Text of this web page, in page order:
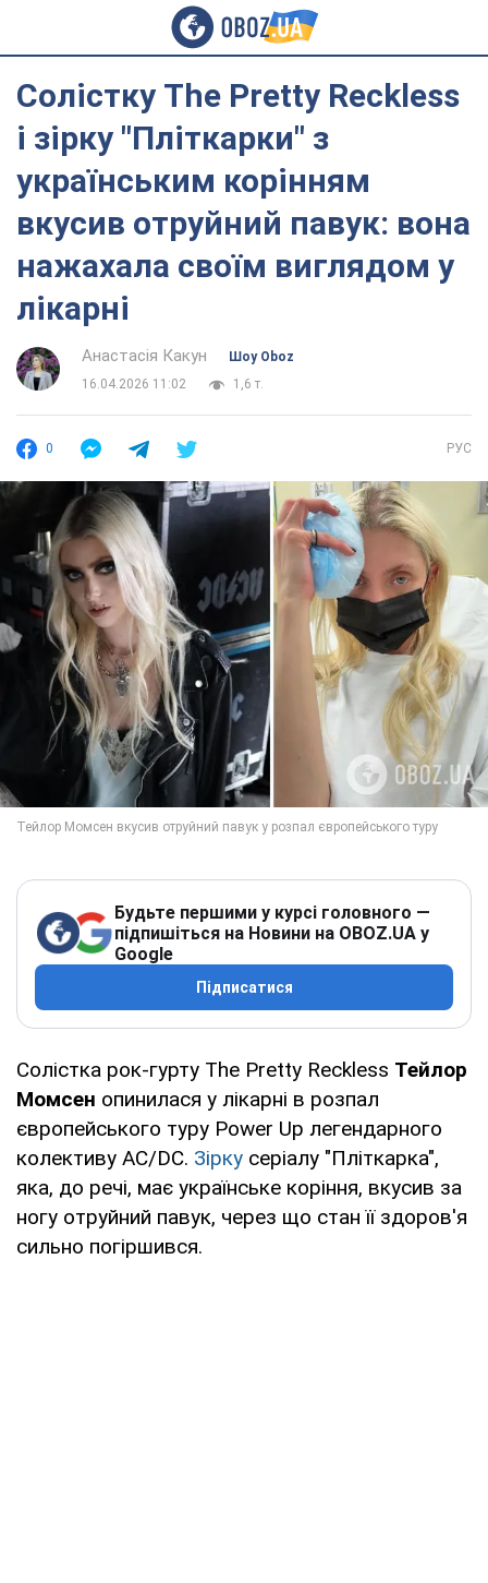
Солістку The Pretty Reckless
і зірку "Пліткарки" з
українським корінням
вкусив отруйний павук: вона
нажахала своїм виглядом у
лікарні
Анастасія Какун
Шоу Oboz
16.04.2026 11:02
1,6 т.
0 РУС
Будьте першими у курсі головного —
підпишіться на Новини на OBOZ.UA у
Google
Підписатися
Солістка рок-гурту The Pretty Reckless Тейлор
Момсен опинилася у лікарні в розпал
європейського туру Power Up легендарного
колективу AC/DC. Зірку серіалу "Пліткарка",
яка, до речі, має українське коріння, вкусив за
ногу отруйний павук, через що стан її здоров'я
сильно погіршився.